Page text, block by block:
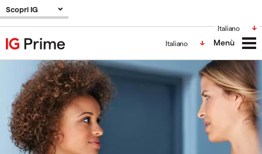
Scopri IG
Italiano
Italiano
Menù